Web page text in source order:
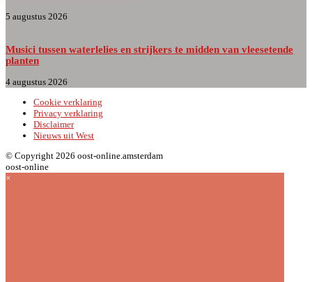
5 augustus 2026
Musici tussen waterlelies en strijkers te midden van vleesetende
planten
4 augustus 2026
Cookie verklaring
Privacy verklaring
Disclaimer
Nieuws uit West
© Copyright 2026 oost-online.amsterdam
oost-online
×